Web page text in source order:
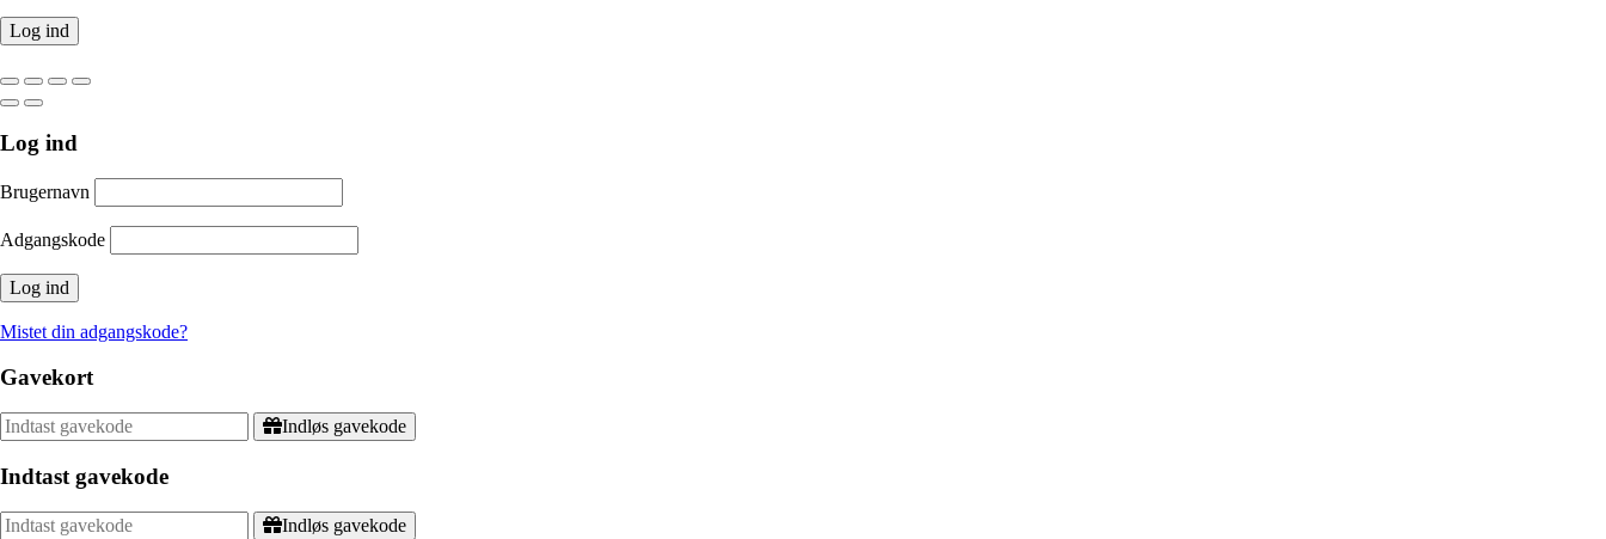
Log ind
Brugernavn
Adgangskode
Mistet din adgangskode?
Gavekort
Indløs gavekode
Indtast gavekode
Indløs gavekode